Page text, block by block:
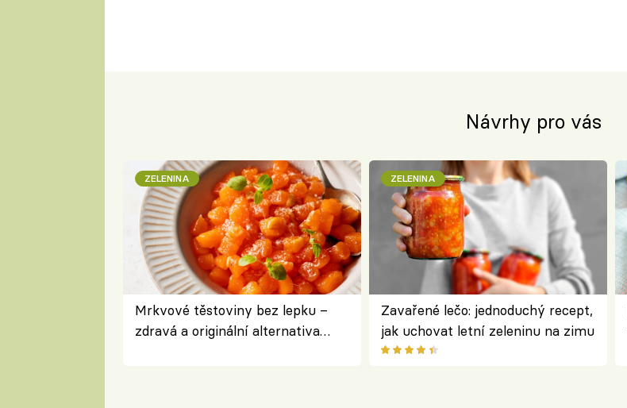
Návrhy pro vás
ZELENINA
Mrkvové těstoviny bez lepku –
zdravá a originální alternativa
ZELENINA
Zavařené lečo: jednoduchý recept,
jak uchovat letní zeleninu na zimu